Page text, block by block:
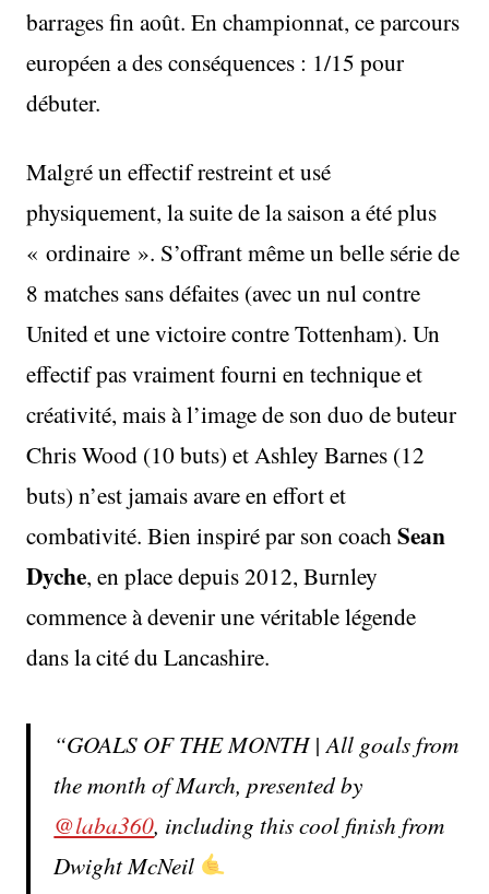
barrages fin août. En championnat, ce parcours
européen a des conséquences : 1/15 pour
débuter.
Malgré un effectif restreint et usé
physiquement, la suite de la saison a été plus
« ordinaire ». S’offrant même un belle série de
8 matches sans défaites (avec un nul contre
United et une victoire contre Tottenham). Un
effectif pas vraiment fourni en technique et
créativité, mais à l’image de son duo de buteur
Chris Wood (10 buts) et Ashley Barnes (12
buts) n’est jamais avare en effort et
combativité. Bien inspiré par son coachSean
Dyche, en place depuis 2012, Burnley
commence à devenir une véritable légende
dans la cité du Lancashire.
GOALS OF THE MONTH | All goals from
the month of March, presented by
@laba360, including this cool finish from
Dwight McNeil